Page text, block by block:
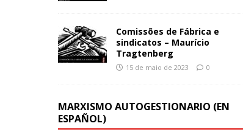
Comissões de Fábrica e
sindicatos – Maurício
Tragtenberg
15 de maio de 2023 0
MARXISMO AUTOGESTIONARIO (EN
ESPAÑOL)